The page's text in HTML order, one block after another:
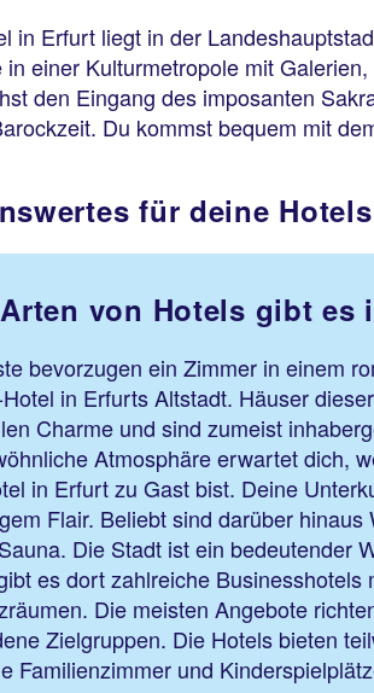
in Erfurt liegt in der
in einer Kulturmetropole mit
den Eingang des imposanten
Du kommst bequem mit
für deine
von Hotels gibt es
bevorzugen ein Zimmer in einem
in Erfurts Altstadt. Häuser
Charme und sind zumeist
Atmosphäre erwartet dich,
in Erfurt zu Gast bist. Deine
Flair. Beliebt sind darüber hinaus
Die Stadt ist ein bedeutender
es dort zahlreiche Businesshotels
Die meisten Angebote
Zielgruppen. Die Hotels bieten
Familienzimmer und